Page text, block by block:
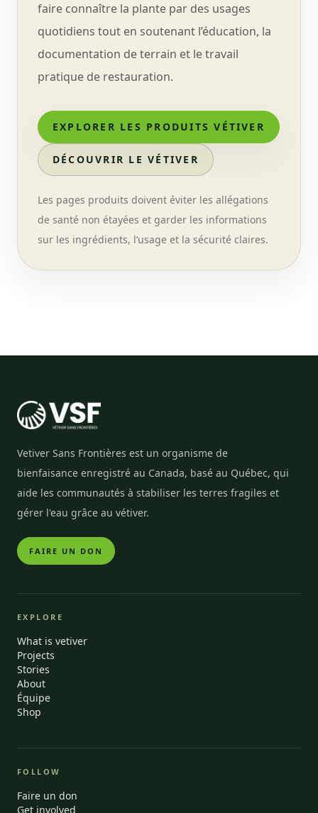
faire connaître la plante par des usages
quotidiens tout en soutenant l’éducation, la
documentation de terrain et le travail
pratique de restauration.
EXPLORER LES PRODUITS VÉTIVER
DÉCOUVRIR LE VÉTIVER
Les pages produits doivent éviter les allégations
de santé non étayées et garder les informations
sur les ingrédients, l’usage et la sécurité claires.
Vetiver Sans Frontières est un organisme de
bienfaisance enregistré au Canada, basé au Québec, qui
aide les communautés à stabiliser les terres fragiles et
gérer l'eau grâce au vétiver.
FAIRE UN DON
EXPLORE
What is vetiver
Projects
Stories
About
Équipe
Shop
FOLLOW
Faire un don
Get involved